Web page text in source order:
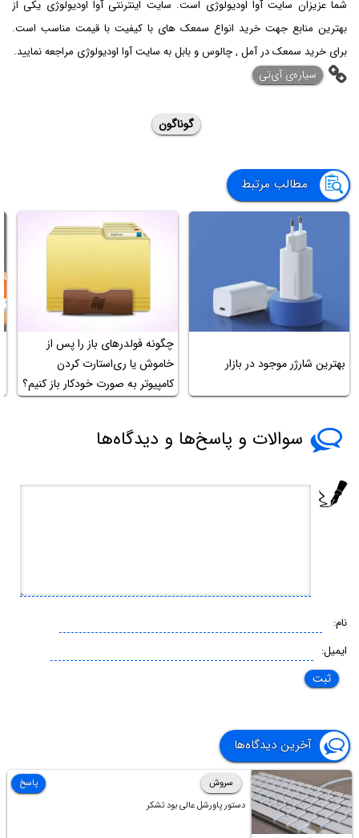
شما عزیزان سایت آوا اودیولوژی است. سایت اینترنتی آوا اودیولوژی یکی از
بهترین منابع جهت خرید انواع سمعک های با کیفیت با قیمت مناسب است.
برای خرید سمعک در آمل , چالوس و بابل به سایت آوا اودیولوژی مراجعه نمایید.
‌سیاره‌ی آی‌تی
گوناگون
مطالب مرتبط
بهترین شارژر موجود در بازار
چگونه فولدرهای باز را پس از
خاموش یا ری‌استارت کردن
کامپیوتر به صورت خودکار باز کنیم؟
سوالات و پاسخ‌ها و دیدگاه‌ها
نام:
ایمیل:
آخرین دیدگاه‌ها
سروش
دستور پاورشل عالی بود تشکر
پاسخ